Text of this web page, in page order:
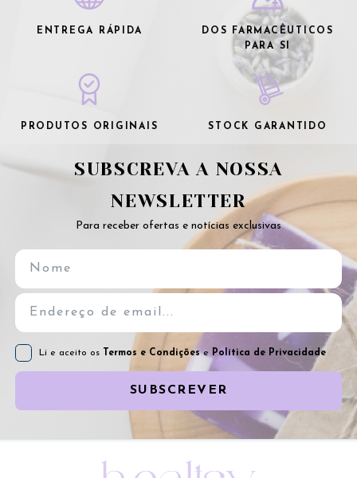
ENTREGA RÁPIDA
DOS FARMACÊUTICOS
PARA SI
PRODUTOS ORIGINAIS STOCK GARANTIDO
SUBSCREVA A NOSSA
NEWSLETTER
Para receber ofertas e notícias exclusivas
Li e aceito os Termos e Condiçõese Política de Privacidade
SUBSCREVER